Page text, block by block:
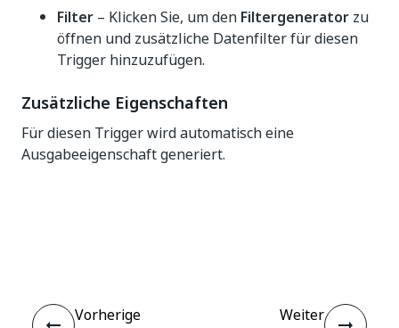
Filter – Klicken Sie, um den Filtergenerator zu
öffnen und zusätzliche Datenfilter für diesen
Trigger hinzuzufügen.
Zusätzliche Eigenschaften
Für diesen Trigger wird automatisch eine
Ausgabeeigenschaft generiert.
Vorherige
Weiter